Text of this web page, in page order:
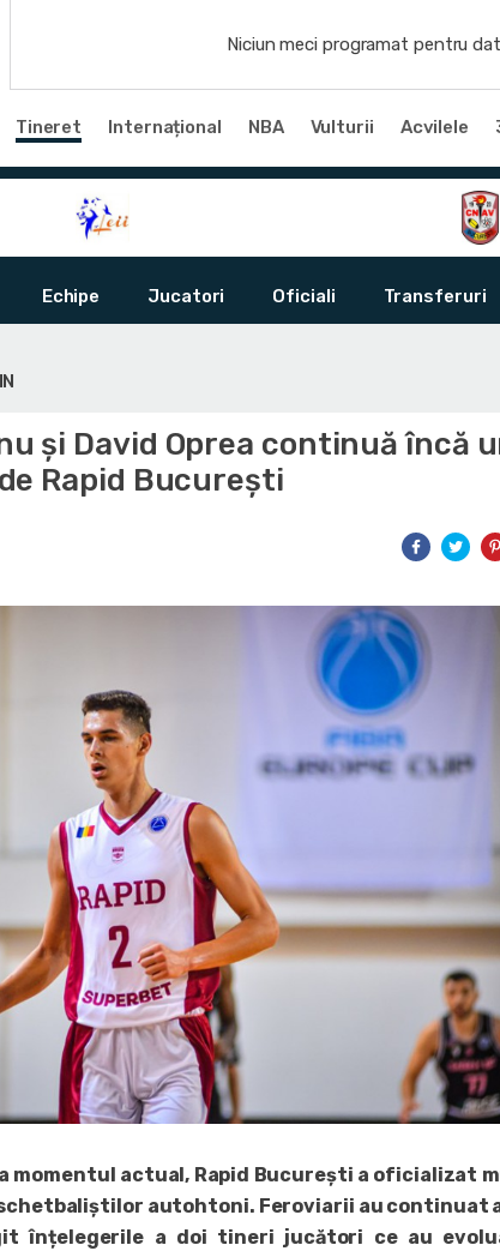
Niciun meci programat pentru
Tineret Internațional NBA Vulturii Acvilele
Echipe Jucatori Oficiali Transferuri
și David Oprea continuă încă
Rapid București
momentul actual, Rapid București a oficializat
autohtoni. Feroviarii au continuat
înțelegerile a doi tineri jucători ce au